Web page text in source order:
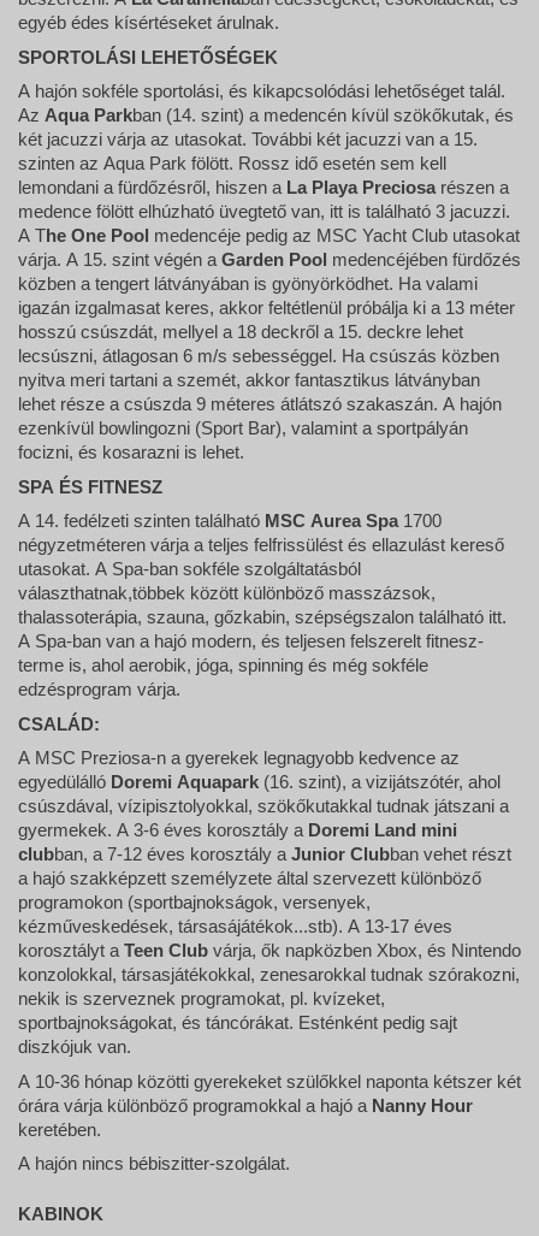
egyéb édes kísértéseket árulnak.
SPORTOLÁSI LEHETŐSÉGEK
A hajón sokféle sportolási, és kikapcsolódási lehetőséget talál.
Az Aqua Parkban (14. szint) a medencén kívül szökőkutak, és
két jacuzzi várja az utasokat. További két jacuzzi van a 15.
szinten az Aqua Park fölött. Rossz idő esetén sem kell
lemondani a fürdőzésről, hiszen a La Playa Preciosa részen a
medence fölött elhúzható üvegtető van, itt is található 3 jacuzzi.
A The One Pool medencéje pedig az MSC Yacht Club utasokat
várja. A 15. szint végén a Garden Pool medencéjében fürdőzés
közben a tengert látványában is gyönyörködhet. Ha valami
igazán izgalmasat keres, akkor feltétlenül próbálja ki a 13 méter
hosszú csúszdát, mellyel a 18 deckről a 15. deckre lehet
lecsúszni, átlagosan 6 m/s sebességgel. Ha csúszás közben
nyitva meri tartani a szemét, akkor fantasztikus látványban
lehet része a csúszda 9 méteres átlátszó szakaszán. A hajón
ezenkívül bowlingozni (Sport Bar), valamint a sportpályán
focizni, és kosarazni is lehet.
SPA ÉS FITNESZ
A 14. fedélzeti szinten található MSC Aurea Spa 1700
négyzetméteren várja a teljes felfrissülést és ellazulást kereső
utasokat. A Spa-ban sokféle szolgáltatásból
választhatnak,többek között különböző masszázsok,
thalassoterápia, szauna, gőzkabin, szépségszalon található itt.
A Spa-ban van a hajó modern, és teljesen felszerelt fitnesz-
terme is, ahol aerobik, jóga, spinning és még sokféle
edzésprogram várja.
CSALÁD:
A MSC Preziosa-n a gyerekek legnagyobb kedvence az
egyedülálló Doremi Aquapark (16. szint), a vizijátszótér, ahol
csúszdával, vízipisztolyokkal, szökőkutakkal tudnak játszani a
gyermekek. A 3-6 éves korosztály a Doremi Land mini
clubban, a 7-12 éves korosztály a Junior Clubban vehet részt
a hajó szakképzett személyzete által szervezett különböző
programokon (sportbajnokságok, versenyek,
kézműveskedések, társasájátékok...stb). A 13-17 éves
korosztályt a Teen Club várja, ők napközben Xbox, és Nintendo
konzolokkal, társasjátékokkal, zenesarokkal tudnak szórakozni,
nekik is szerveznek programokat, pl. kvízeket,
sportbajnokságokat, és táncórákat. Esténként pedig sajt
diszkójuk van.
A 10-36 hónap közötti gyerekeket szülőkkel naponta kétszer két
órára várja különböző programokkal a hajó a Nanny Hour
keretében.
A hajón nincs bébiszitter-szolgálat.
KABINOK